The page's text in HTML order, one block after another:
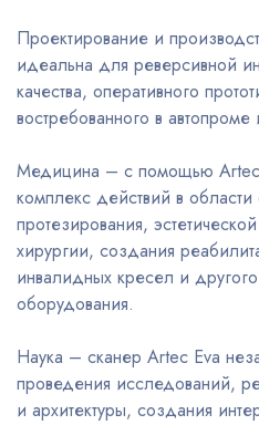
Проектирование и
идеальна для реверсивной
качества, оперативного
востребованного в
Медицина – с помощью Artec
комплекс действий в
протезирования,
хирургии, создания
инвалидных кресел и
оборудования.
Наука – сканер Artec Eva
проведения исследований,
и архитектуры, создания